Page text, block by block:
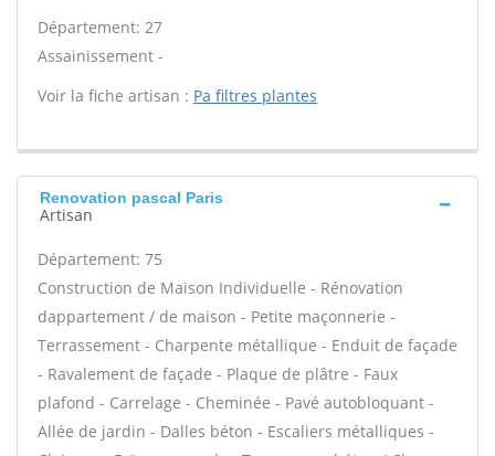
Département: 27
Assainissement -
Voir la fiche artisan : Pa filtres plantes
Renovation pascal Paris
Artisan
Département: 75
Construction de Maison Individuelle - Rénovation
dappartement / de maison - Petite maçonnerie -
Terrassement - Charpente métallique - Enduit de façade
- Ravalement de façade - Plaque de plâtre - Faux
plafond - Carrelage - Cheminée - Pavé autobloquant -
Allée de jardin - Dalles béton - Escaliers métalliques -